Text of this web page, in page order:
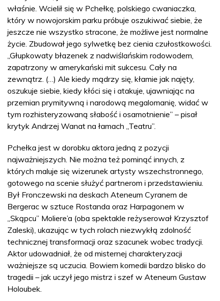
właśnie. Wcielił się w Pchełkę, polskiego cwaniaczka,
który w nowojorskim parku próbuje oszukiwać siebie, że
jeszcze nie wszystko stracone, że możliwe jest normalne
życie. Zbudował jego sylwetkę bez cienia czułostkowości.
„Głupkowaty błazenek z nadwiślańskim rodowodem,
zapatrzony w amerykański mit sukcesu. Cały na
zewnątrz. (…) Ale kiedy mądrzy się, kłamie jak najęty,
oszukuje siebie, kiedy kłóci się i atakuje, ujawniając na
przemian prymitywną i narodową megalomanię, widać w
tym rozhisteryzowaną słabość i osamotnienie” – pisał
krytyk Andrzej Wanat na łamach „Teatru”.
Pchełka jest w dorobku aktora jedną z pozycji
najważniejszych. Nie można też pominąć innych, z
których maluje się wizerunek artysty wszechstronnego,
gotowego na scenie służyć partnerom i przedstawieniu.
Był Fronczewski na deskach Ateneum Cyranem de
Bergerac w sztuce Rostanda oraz Harpagonem w
„Skąpcu” Moliere’a (oba spektakle reżyserował Krzysztof
Zaleski), ukazując w tych rolach niezwykłą zdolność
technicznej transformacji oraz szacunek wobec tradycji.
Aktor udowadniał, że od misternej charakteryzacji
ważniejsze są uczucia. Bowiem komedii bardzo blisko do
tragedii – jak uczył jego mistrz i szef w Ateneum Gustaw
Holoubek.